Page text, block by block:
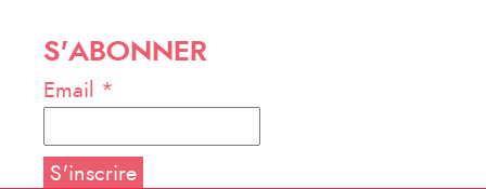
S'ABONNER
Email *